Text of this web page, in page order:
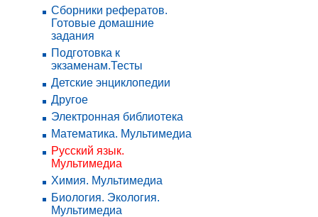
Сборники рефератов.
Готовые домашние
задания
Подготовка к
экзаменам.Тесты
Детские энциклопедии
Другое
Электронная библиотека
Математика. Мультимедиа
Русский язык.
Мультимедиа
Химия. Мультимедиа
Биология. Экология.
Мультимедиа